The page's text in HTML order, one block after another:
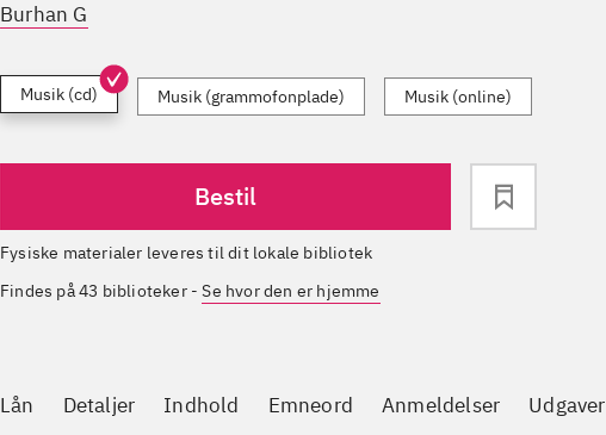
Burhan G
Musik (cd) Musik (grammofonplade) Musik (online)
Bestil
Fysiske materialer leveres til dit lokale bibliotek
Findes på 43 biblioteker-Se hvor den er hjemme
Lån Detaljer Indhold Emneord Anmeldelser Udgaver